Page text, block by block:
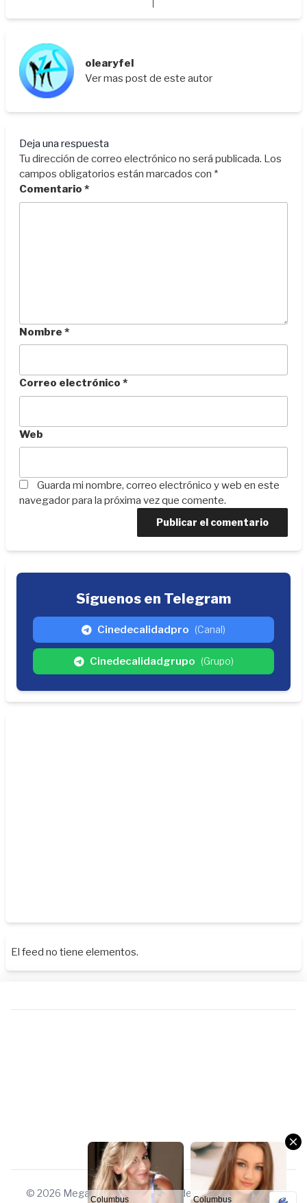
olearyfel
Ver mas post de este autor
Deja una respuesta
Tu dirección de correo electrónico no será publicada. Los
campos obligatorios están marcados con *
Comentario *
Nombre *
Correo electrónico *
Web
Guarda mi nombre, correo electrónico y web en este
navegador para la próxima vez que comente.
Síguenos en Telegram
Cinedecalidadpro (Canal)
Cinedecalidadgrupo (Grupo)
El feed no tiene elementos.
© 2026 Megauniverso. Todos los derechos reservados.